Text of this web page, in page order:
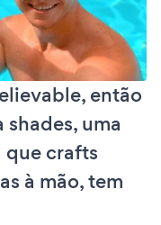
então
uma
que crafts
à mão, tem